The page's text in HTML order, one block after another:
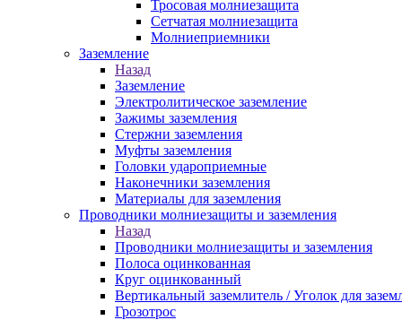
Тросовая молниезащита
Сетчатая молниезащита
Молниеприемники
Заземление
Назад
Заземление
Электролитическое заземление
Зажимы заземления
Стержни заземления
Муфты заземления
Головки удароприемные
Наконечники заземления
Материалы для заземления
Проводники молниезащиты и заземления
Назад
Проводники молниезащиты и заземления
Полоса оцинкованная
Круг оцинкованный
Вертикальный заземлитель / Уголок для
Грозотрос